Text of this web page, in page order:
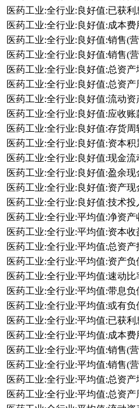
医药工业:全行业:良好值:已获利
医药工业:全行业:良好值:成本费
医药工业:全行业:良好值:销售(
医药工业:全行业:良好值:销售(
医药工业:全行业:良好值:总资产
医药工业:全行业:良好值:总资产
医药工业:全行业:良好值:流动资
医药工业:全行业:良好值:应收账
医药工业:全行业:良好值:存货周
医药工业:全行业:良好值:资本积
医药工业:全行业:良好值:现金
医药工业:全行业:良好值:盈余现
医药工业:全行业:良好值:资产现
医药工业:全行业:良好值:技术投
医药工业:全行业:平均值:净资产
医药工业:全行业:平均值:资本收
医药工业:全行业:平均值:总资产
医药工业:全行业:平均值:资产负
医药工业:全行业:平均值:速动比
医药工业:全行业:平均值:带息负
医药工业:全行业:平均值:或有负
医药工业:全行业:平均值:已获利
医药工业:全行业:平均值:成本费
医药工业:全行业:平均值:销售(
医药工业:全行业:平均值:销售(
医药工业:全行业:平均值:总资产
医药工业:全行业:平均值:总资产